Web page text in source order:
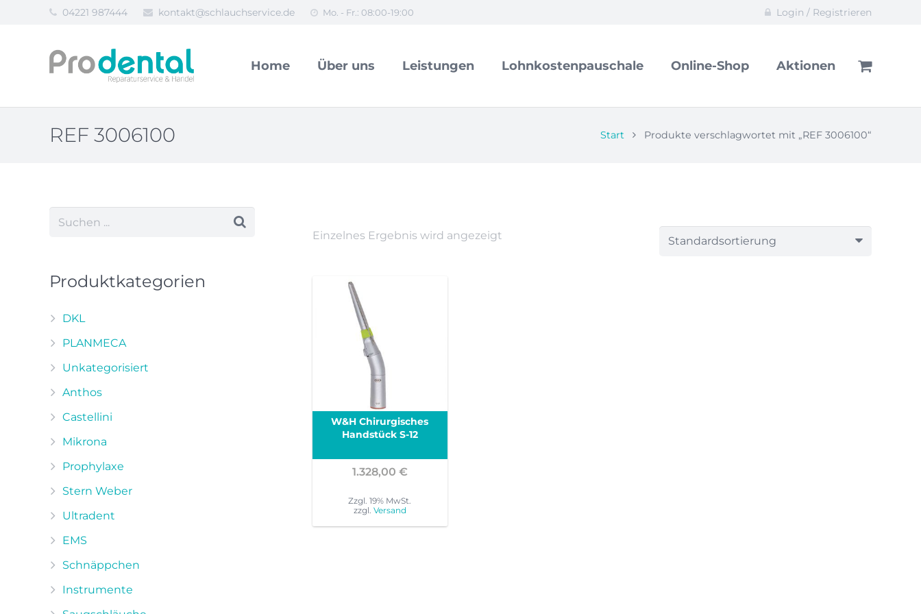
04221 987444 kontakt@schlauchservice.de Mo. - Fr.: 08:00-19:00 Login / Registrieren
Home Über uns Leistungen Lohnkostenpauschale Online-Shop Aktionen
REF 3006100 Start Produkte verschlagwortet mit „REF 3006100“
Einzelnes Ergebnis wird angezeigt
W&H Chirurgisches
Handstück S-12
1.328,00 €
Zzgl. 19% MwSt.
zzgl. Versand
Produktkategorien
DKL
PLANMECA
Unkategorisiert
Anthos
Castellini
Mikrona
Prophylaxe
Stern Weber
Ultradent
EMS
Schnäppchen
Instrumente